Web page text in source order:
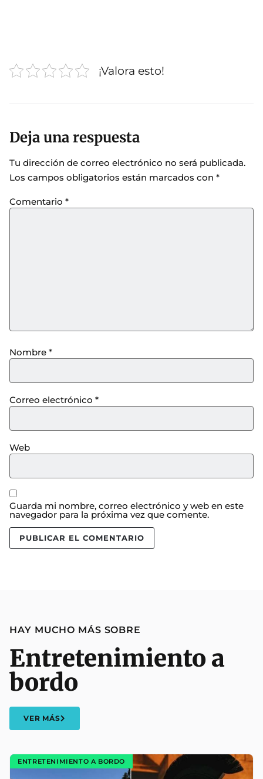
¡Valora esto!
Deja una respuesta
Tu dirección de correo electrónico no será publicada.
Los campos obligatorios están marcados con *
Comentario *
Nombre *
Correo electrónico *
Web
Guarda mi nombre, correo electrónico y web en este
navegador para la próxima vez que comente.
HAY MUCHO MÁS SOBRE
Entretenimiento a
bordo
VER MÁS
ENTRETENIMIENTO A BORDO